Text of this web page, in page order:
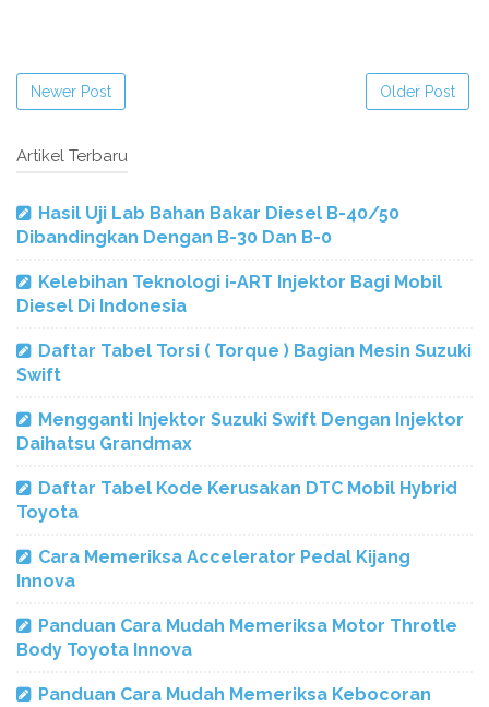
Newer Post Older Post
Artikel Terbaru
Hasil Uji Lab Bahan Bakar Diesel B-40/50
Dibandingkan Dengan B-30 Dan B-0
Kelebihan Teknologi i-ART Injektor Bagi Mobil
Diesel Di Indonesia
Daftar Tabel Torsi ( Torque ) Bagian Mesin Suzuki
Swift
Mengganti Injektor Suzuki Swift Dengan Injektor
Daihatsu Grandmax
Daftar Tabel Kode Kerusakan DTC Mobil Hybrid
Toyota
Cara Memeriksa Accelerator Pedal Kijang
Innova
Panduan Cara Mudah Memeriksa Motor Throtle
Body Toyota Innova
Panduan Cara Mudah Memeriksa Kebocoran